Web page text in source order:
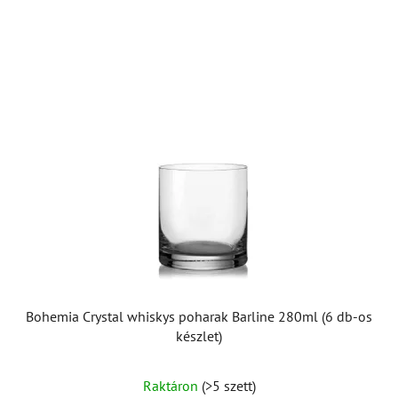
Bohemia Crystal whiskys poharak Barline 280ml (6 db-os
készlet)
Raktáron (>5 szett)